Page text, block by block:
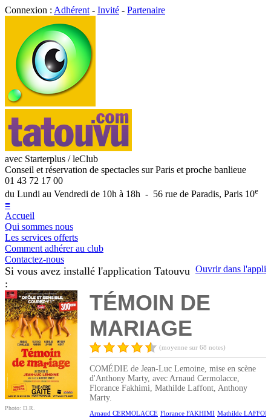
Connexion : Adhérent - Invité - Partenaire
avec Starterplus / leClub
Conseil et réservation de spectacles sur Paris et proche banlieue
01 43 72 17 00
du Lundi au Vendredi de 10h à 18h - 56 rue de Paradis, Paris 10e
≡
Accueil
Qui sommes nous
Les services offerts
Comment adhérer au club
Contactez-nous
Ouvrir dans l'appli
Si vous avez installé l'application Tatouvu
:
Photo: D.R.
TÉMOIN DE
MARIAGE
(moyenne sur 68 notes)
COMÉDIE de Jean-Luc Lemoine, mise en scène
d'Anthony Marty, avec Arnaud Cermolacce,
Florance Fakhimi, Mathilde Laffont, Anthony
Marty.
Arnaud CERMOLACCE Florance FAKHIMI Mathilde